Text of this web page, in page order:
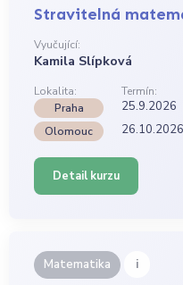
Stravitelná
Vyučující:
Kamila Slípková
Lokalita:
Termín:
Praha
25.9.2026
Olomouc 26.10.2026
Detail kurzu
Matematika i